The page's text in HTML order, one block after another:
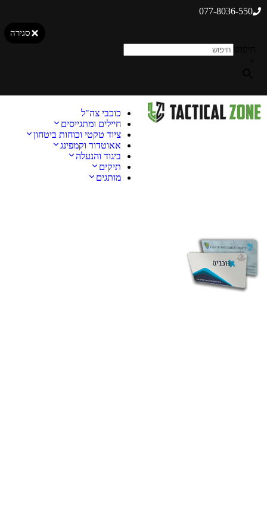
077-8036-550
סגירה
כוכבי צה"ל
חיילים ומתגייסים
ציוד טקטי וכוחות ביטחון
אאוטדור וקמפינג
ביגוד והנעלה
תיקים
מותגים
מבצע!